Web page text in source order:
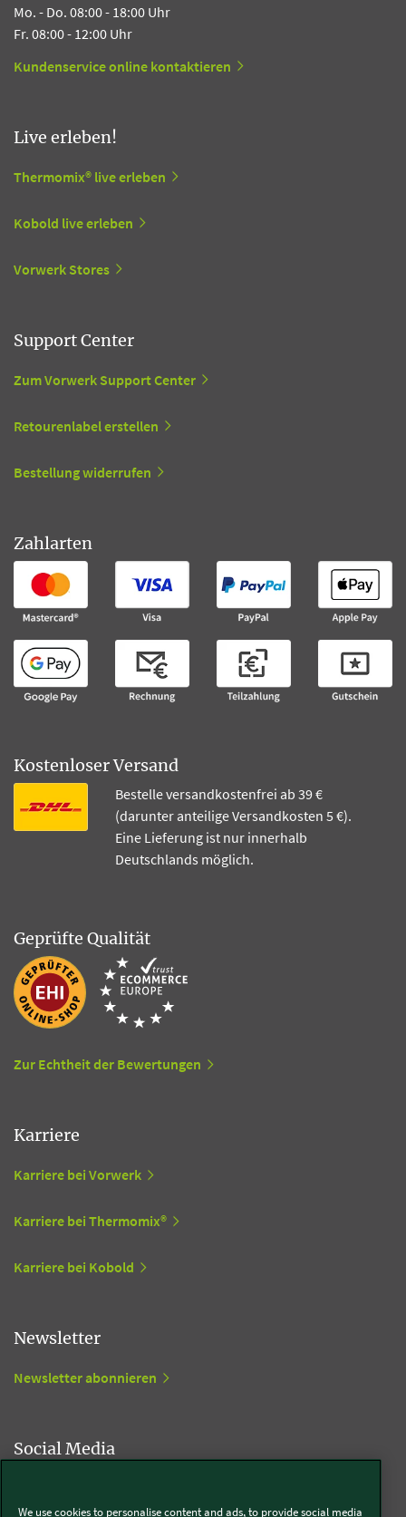
Mo. - Do. 08:00 - 18:00 Uhr
Fr. 08:00 - 12:00 Uhr
Kundenservice online kontaktieren
Live erleben!
Thermomix® live erleben
Kobold live erleben
Vorwerk Stores
Support Center
Zum Vorwerk Support Center
Retourenlabel erstellen
Bestellung widerrufen
Zahlarten
Kostenloser Versand
Bestelle versandkostenfrei ab 39 €
(darunter anteilige Versandkosten 5 €).
Eine Lieferung ist nur innerhalb
Deutschlands möglich.
Geprüfte Qualität
Zur Echtheit der Bewertungen
Karriere
Karriere bei Vorwerk
Karriere bei Thermomix®
Karriere bei Kobold
Newsletter
Newsletter abonnieren
Social Media
We use cookies to personalise content and ads, to provide social media